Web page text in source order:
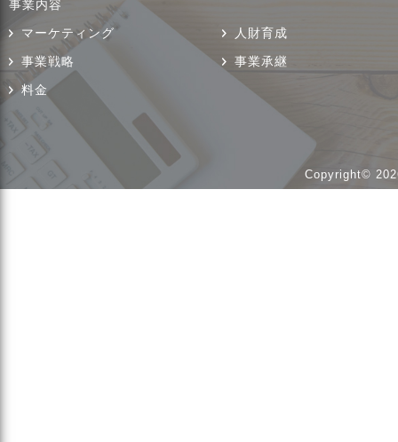
事業内容
マーケティング
人財育成
事業戦略
事業承継
料金
Copyright©